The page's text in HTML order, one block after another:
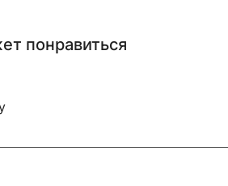
понравиться